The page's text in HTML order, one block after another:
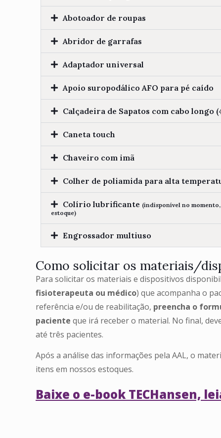
Abotoador de roupas
Abridor de garrafas
Adaptador universal
Apoio suropodálico AFO para pé caído
Calçadeira de Sapatos com cabo longo
Caneta touch
Chaveiro com imã
Colher de poliamida para alta
Colírio lubrificante (indisponível no
estoque)
Engrossador multiuso
Como solicitar os materiais/
Para solicitar os materiais e dispositivos
fisioterapeuta ou médico) que acompanha o
referência e/ou de reabilitação, preencha o
paciente que irá receber o material. No final,
até três pacientes.
Após a análise das informações pela AAL, o
itens em nossos estoques.
Baixe o e-book TECHansen,